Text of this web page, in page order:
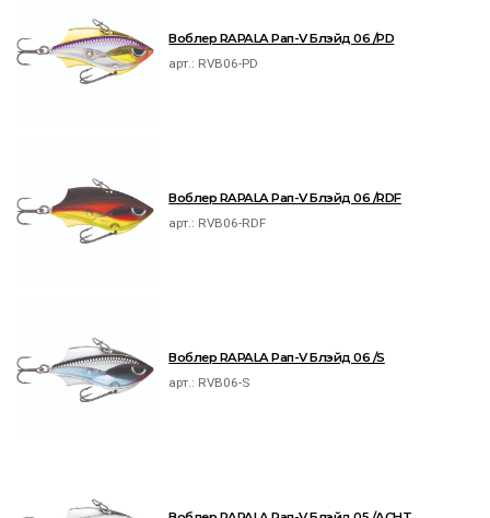
Воблер RAPALA Рап-V Блэйд 06 /PD
арт.: RVB06-PD
Воблер RAPALA Рап-V Блэйд 06 /RDF
арт.: RVB06-RDF
Воблер RAPALA Рап-V Блэйд 06 /S
арт.: RVB06-S